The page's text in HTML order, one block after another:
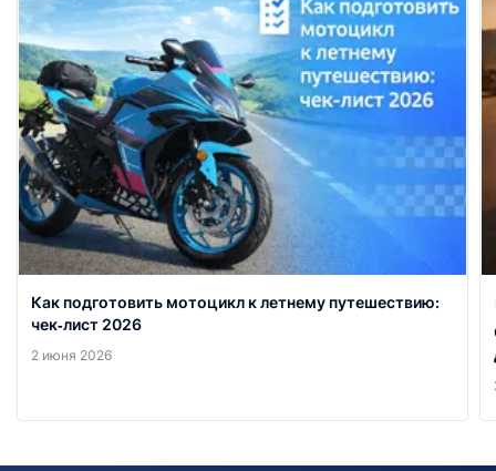
Как подготовить мотоцикл к летнему путешествию:
чек‑лист 2026
2 июня 2026